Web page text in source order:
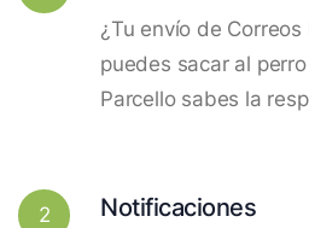
¿Tu envío de
puedes sacar al
Parcello sabes la
2 Notificaciones